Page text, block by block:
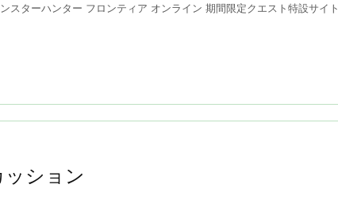
スターハンター フロンティア オンライン 期間限定クエスト特設サイ
ション